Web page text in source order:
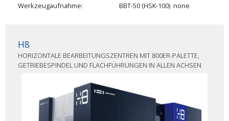
Werkzeugaufnahme
BBT-50 (HSK-100) none
H8
HORIZONTALE BEARBEITUNGSZENTREN MIT 800ER-PALETTE,
GETRIEBESPINDEL UND FLACHFÜHRUNGEN IN ALLEN ACHSEN